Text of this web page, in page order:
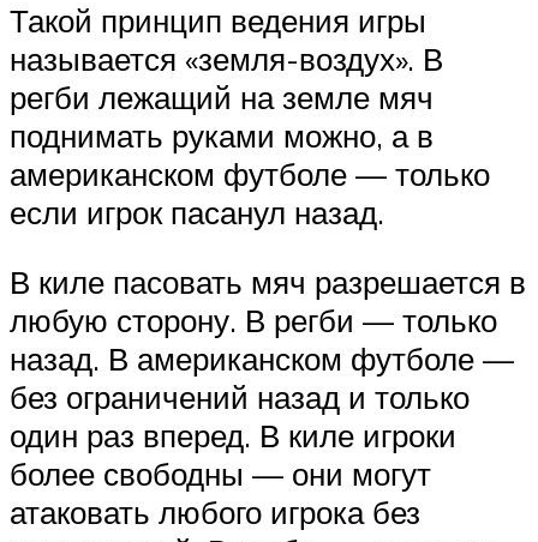
Такой принцип ведения игры
называется «земля-воздух». В
регби лежащий на земле мяч
поднимать руками можно, а в
американском футболе — только
если игрок пасанул назад.
В киле пасовать мяч разрешается в
любую сторону. В регби — только
назад. В американском футболе —
без ограничений назад и только
один раз вперед. В киле игроки
более свободны — они могут
атаковать любого игрока без